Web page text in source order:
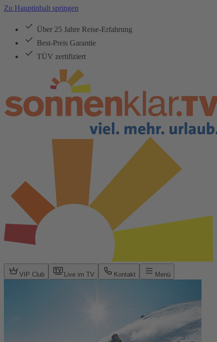
Zu Hauptinhalt springen
Über 25 Jahre Reise-Erfahrung
Best-Preis Garantie
TÜV zertifiziert
VIP Club Live im TV Kontakt Menü